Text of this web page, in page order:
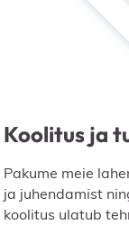
Koolitus ja
Pakume meie
ja juhendamist
koolitus ulatub